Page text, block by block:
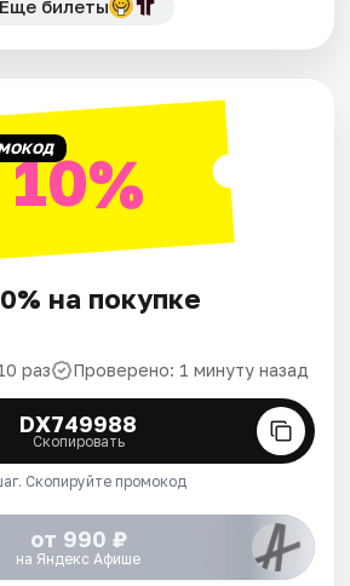
Еще билеты
10%
на покупке
раз Проверено: 1 минуту назад
DX749988
Скопировать
Скопируйте промокод
от 990 ₽
на Яндекс Афише